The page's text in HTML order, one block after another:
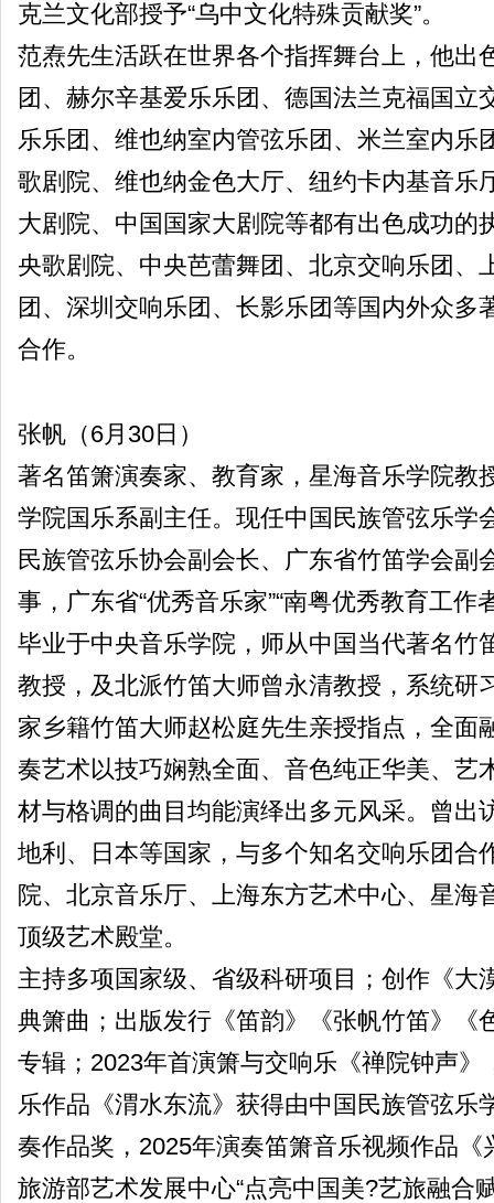
克兰文化部授予“乌中文化特殊贡献奖”。
范焘先生活跃在世界各个指挥舞台上，他出
团、赫尔辛基爱乐乐团、德国法兰克福国立
乐乐团、维也纳室内管弦乐团、米兰室内乐
歌剧院、维也纳金色大厅、纽约卡内基音乐
大剧院、中国国家大剧院等都有出色成功的
央歌剧院、中央芭蕾舞团、北京交响乐团、
团、深圳交响乐团、长影乐团等国内外众多
合作。
张帆（6月30日）
著名笛箫演奏家、教育家，星海音乐学院教
学院国乐系副主任。现任中国民族管弦乐学
民族管弦乐协会副会长、广东省竹笛学会副
事，广东省“优秀音乐家”“南粤优秀教育工作
毕业于中央音乐学院，师从中国当代著名竹
教授，及北派竹笛大师曾永清教授，系统研
家乡籍竹笛大师赵松庭先生亲授指点，全面
奏艺术以技巧娴熟全面、音色纯正华美、艺
材与格调的曲目均能演绎出多元风采。曾出
地利、日本等国家，与多个知名交响乐团合
院、北京音乐厅、上海东方艺术中心、星海
顶级艺术殿堂。
主持多项国家级、省级科研项目；创作《大
典箫曲；出版发行《笛韵》《张帆竹笛》《
专辑；2023年首演箫与交响乐《禅院钟声》
乐作品《渭水东流》获得由中国民族管弦乐
奏作品奖，2025年演奏笛箫音乐视频作品
旅游部艺术发展中心“点亮中国美?艺旅融合